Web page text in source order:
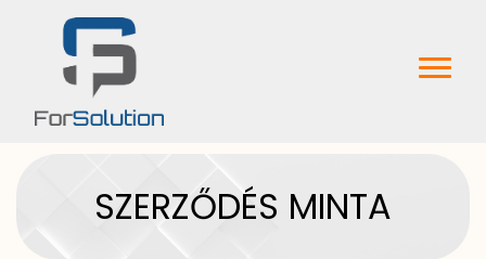
Menu
SZERZŐDÉS MINTA